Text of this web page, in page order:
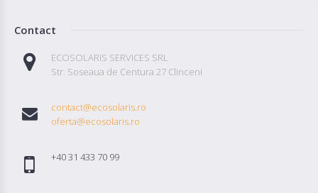
Contact
ECOSOLARIS SERVICES SRL
Str. Soseaua de Centura 27 Clinceni
contact@ecosolaris.ro
oferta@ecosolaris.ro
+40 31 433 70 99